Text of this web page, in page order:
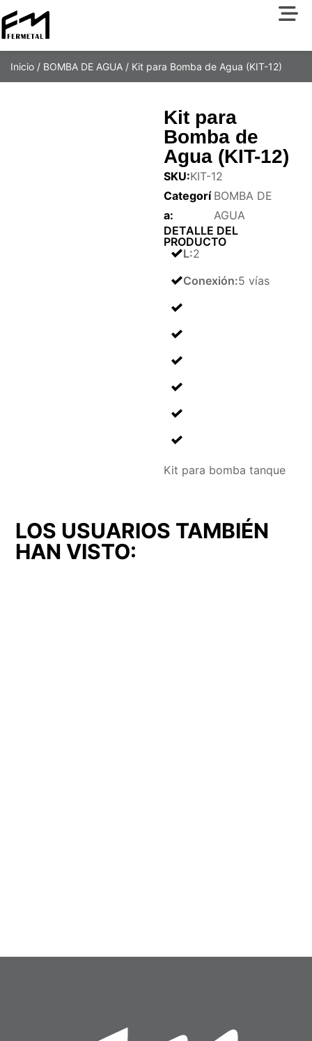
Inicio / BOMBA DE AGUA / Kit para Bomba de Agua (KIT-12)
Kit para
Bomba de
Agua (KIT-12)
SKU:KIT-12
Categorí
a:
BOMBA DE
AGUA
DETALLE DEL
PRODUCTO
L:2
Conexión:5 vías
Kit para bomba tanque
LOS USUARIOS TAMBIÉN
HAN VISTO: